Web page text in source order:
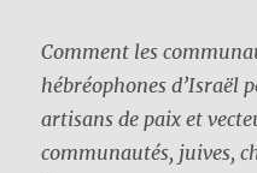
Comment les
hébréophones d’Israël
artisans de paix et
communautés, juives,